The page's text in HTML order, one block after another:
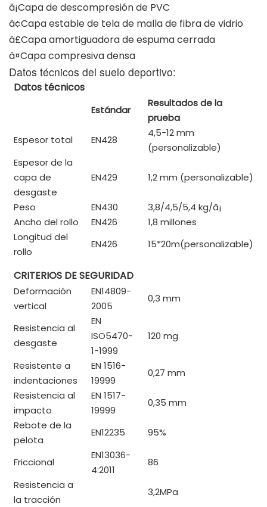
â¡Capa de descompresión de PVC
â¢Capa estable de tela de malla de fibra de vidrio
â£Capa amortiguadora de espuma cerrada
â¤Capa compresiva densa
Datos técnicos del suelo deportivo:
Datos técnicos
Estándar
Resultados de la
prueba
Espesor total
EN428
4,5-12 mm
(personalizable)
Espesor de la
capa de
desgaste
EN429 1,2 mm (personalizable)
Peso EN430 3,8/4,5/5,4 kg/ã¡
Ancho del rollo
EN426
1,8 millones
Longitud del
rollo
EN426 15*20m(personalizable)
CRITERIOS DE SEGURIDAD
Deformación
vertical
EN14809-
2005
0,3 mm
Resistencia al
desgaste
EN
ISO5470-
1-1999
120 mg
Resistente a
indentaciones
EN 1516-
19999
0,27 mm
Resistencia al
impacto
EN 1517-
19999
0,35 mm
Rebote de la
pelota
EN12235 95%
Friccional
EN13036-
4:2011
86
Resistencia a
la tracción
3,2MPa